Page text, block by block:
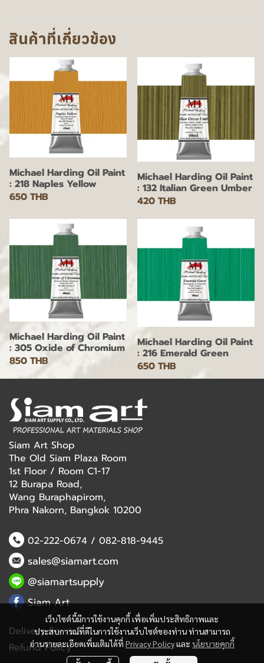
สินค้าที่เกี่ยวข้อง
Michael Harding Oil Paint
: 218 Naples Yellow
650 THB
Michael Harding Oil Paint
: 132 Italian Green Umber
420 THB
Michael Harding Oil Paint
: 305 Oxide of Chromium
850 THB
Michael Harding Oil Paint
: 216 Emerald Green
650 THB
เว็บไซต์นี้มีการใช้งานคุกกี้ เพื่อเพิ่มประสิทธิภาพและ
ประสบการณ์ที่ดีในการใช้งานเว็บไซต์ของท่าน ท่านสามารถ
อ่านรายละเอียดเพิ่มเติมได้ที่ Privacy Policyและ นโยบายคุกกี้
Siam Art Shop
The Old Siam Plaza Room
1st Floor / Room C1-17
12 Burapa Road,
Wang Buraphapirom,
Phra Nakorn, Bangkok 10200
02-222-0674/ 082-818-9445
sales@siamart.com
@siamartsupply
Siam Art
Delivery Service
Refund Policy